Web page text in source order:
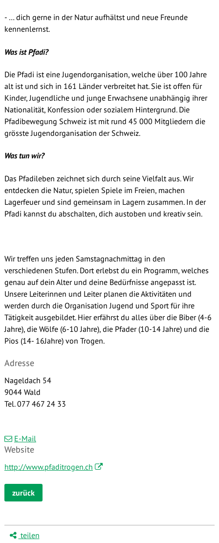
- … dich gerne in der Natur aufhältst und neue Freunde
kennenlernst.
Was ist Pfadi?
Die Pfadi ist eine Jugendorganisation, welche über 100 Jahre
alt ist und sich in 161 Länder verbreitet hat. Sie ist offen für
Kinder, Jugendliche und junge Erwachsene unabhängig ihrer
Nationalität, Konfession oder sozialem Hintergrund. Die
Pfadibewegung Schweiz ist mit rund 45 000 Mitgliedern die
grösste Jugendorganisation der Schweiz.
Was tun wir?
Das Pfadileben zeichnet sich durch seine Vielfalt aus. Wir
entdecken die Natur, spielen Spiele im Freien, machen
Lagerfeuer und sind gemeinsam in Lagern zusammen. In der
Pfadi kannst du abschalten, dich austoben und kreativ sein.
Wir treffen uns jeden Samstagnachmittag in den
verschiedenen Stufen. Dort erlebst du ein Programm, welches
genau auf dein Alter und deine Bedürfnisse angepasst ist.
Unsere Leiterinnen und Leiter planen die Aktivitäten und
werden durch die Organisation Jugend und Sport für ihre
Tätigkeit ausgebildet. Hier erfährst du alles über die Biber (4-6
Jahre), die Wölfe (6-10 Jahre), die Pfader (10-14 Jahre) und die
Pios (14- 16Jahre) von Trogen.
Adresse
Nageldach 54
9044 Wald
Tel. 077 467 24 33
E-Mail
Website
http://www.pfaditrogen.ch
zurück
teilen